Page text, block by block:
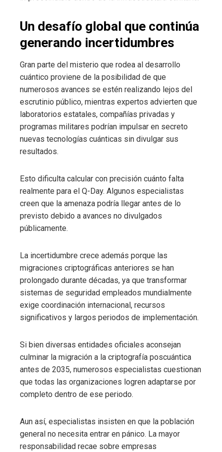
Un desafío global que continúa
generando incertidumbres
Gran parte del misterio que rodea al desarrollo
cuántico proviene de la posibilidad de que
numerosos avances se estén realizando lejos del
escrutinio público, mientras expertos advierten que
laboratorios estatales, compañías privadas y
programas militares podrían impulsar en secreto
nuevas tecnologías cuánticas sin divulgar sus
resultados.
Esto dificulta calcular con precisión cuánto falta
realmente para el Q-Day. Algunos especialistas
creen que la amenaza podría llegar antes de lo
previsto debido a avances no divulgados
públicamente.
La incertidumbre crece además porque las
migraciones criptográficas anteriores se han
prolongado durante décadas, ya que transformar
sistemas de seguridad empleados mundialmente
exige coordinación internacional, recursos
significativos y largos periodos de implementación.
Si bien diversas entidades oficiales aconsejan
culminar la migración a la criptografía poscuántica
antes de 2035, numerosos especialistas cuestionan
que todas las organizaciones logren adaptarse por
completo dentro de ese periodo.
Aun así, especialistas insisten en que la población
general no necesita entrar en pánico. La mayor
responsabilidad recae sobre empresas